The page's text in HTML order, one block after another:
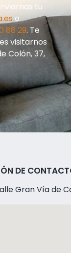
tu
o
88 29. Te
visitarnos
Colón, 37,
DE
Gran Vía de